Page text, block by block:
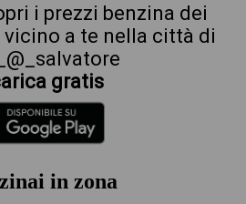
i prezzi benzina dei
a te nella città di
gratis
in zona